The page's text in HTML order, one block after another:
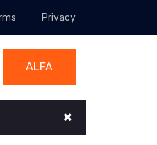
Privacy
ALFA